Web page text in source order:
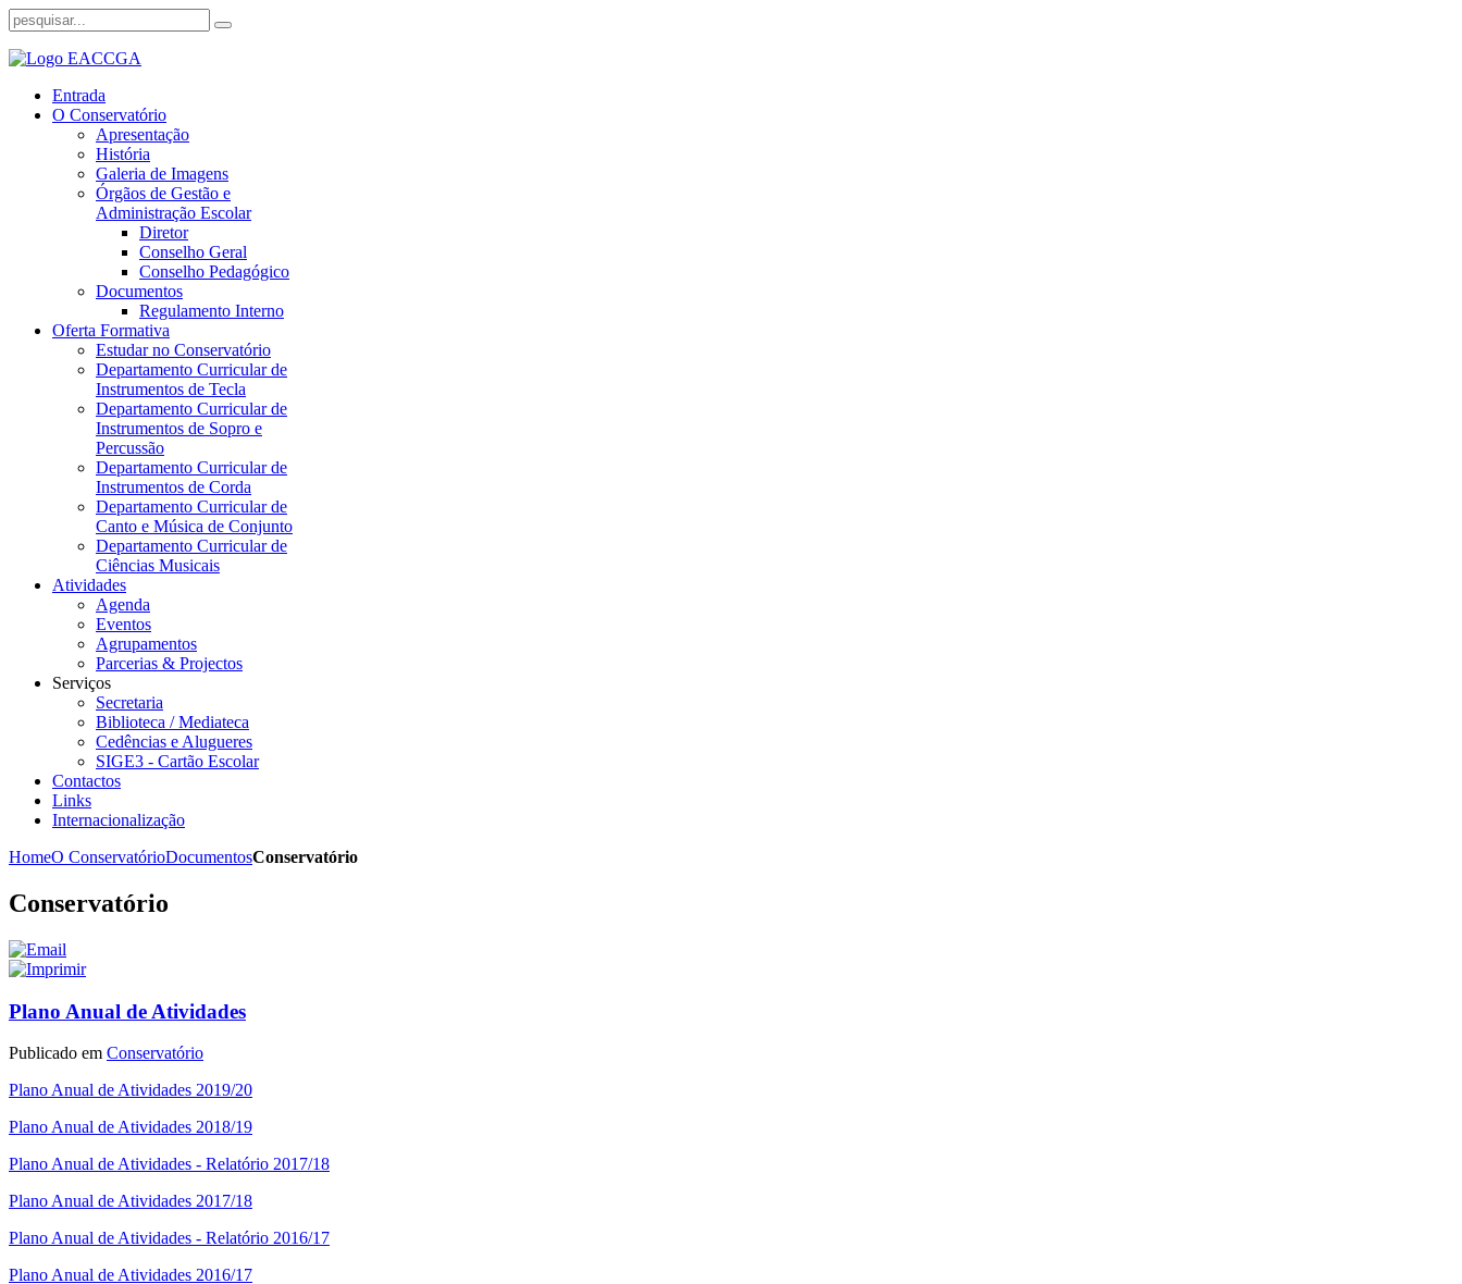
Entrada
O Conservatório
Apresentação
História
Galeria de Imagens
Órgãos de Gestão e
Administração Escolar
Diretor
Conselho Geral
Conselho Pedagógico
Documentos
Regulamento Interno
Oferta Formativa
Estudar no Conservatório
Departamento Curricular de
Instrumentos de Tecla
Departamento Curricular de
Instrumentos de Sopro e
Percussão
Departamento Curricular de
Instrumentos de Corda
Departamento Curricular de
Canto e Música de Conjunto
Departamento Curricular de
Ciências Musicais
Atividades
Agenda
Eventos
Agrupamentos
Parcerias & Projectos
Serviços
Secretaria
Biblioteca / Mediateca
Cedências e Alugueres
SIGE3 - Cartão Escolar
Contactos
Links
Internacionalização
HomeO ConservatórioDocumentosConservatório
Conservatório
Plano Anual de Atividades
Publicado em Conservatório
Plano Anual de Atividades 2019/20
Plano Anual de Atividades 2018/19
Plano Anual de Atividades - Relatório 2017/18
Plano Anual de Atividades 2017/18
Plano Anual de Atividades - Relatório 2016/17
Plano Anual de Atividades 2016/17